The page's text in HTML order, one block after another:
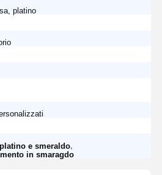
platino
e smeraldo,
in smaragdo